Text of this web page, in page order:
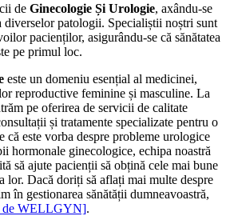
de Ginecologie Și Urologie, axându-se
diverselor patologii. Specialiștii noștri sunt
pacienților, asigurându-se că sănătatea
pe primul loc.
este un domeniu esențial al medicinei,
reproductive feminine și masculine. La
pe oferirea de servicii de calitate
și tratamente specializate pentru o
că este vorba despre probleme urologice
hormonale ginecologice, echipa noastră
să ajute pacienții să obțină cele mai bune
lor. Dacă doriți să aflați mai multe despre
în gestionarea sănătății dumneavoastră,
de WELLGYN].